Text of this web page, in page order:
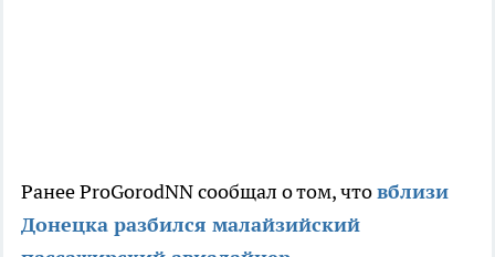
Ранее ProGorodNN сообщал о том, чтовблизи
Донецка разбился малайзийский